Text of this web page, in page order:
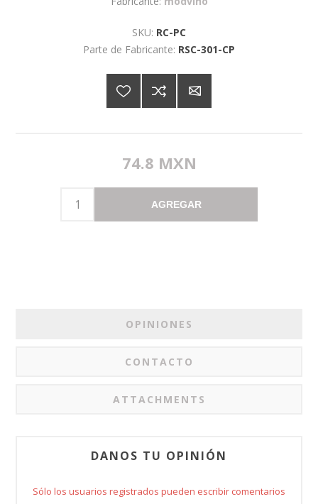
SKU: RC-PC
Parte de Fabricante: RSC-301-CP
74.8 MXN
AGREGAR
OPINIONES
CONTACTO
ATTACHMENTS
DANOS TU OPINIÓN
Sólo los usuarios registrados pueden escribir comentarios